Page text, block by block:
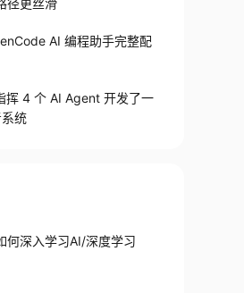
径更丝滑
AI 编程助手完整配
挥 4 个 AI Agent 开发了一
统
何深入学习AI/深度学习